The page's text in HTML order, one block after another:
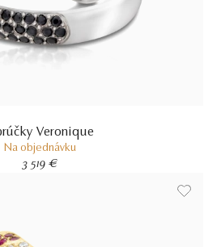
Veronique
Na objednávku
3 519 €